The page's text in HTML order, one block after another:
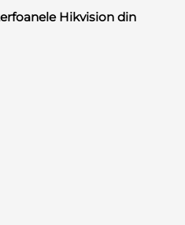
Hikvision din